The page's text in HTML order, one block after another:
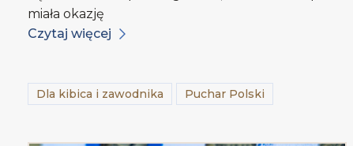
miała okazję
Czytaj więcej
Dla kibica i zawodnika Puchar Polski